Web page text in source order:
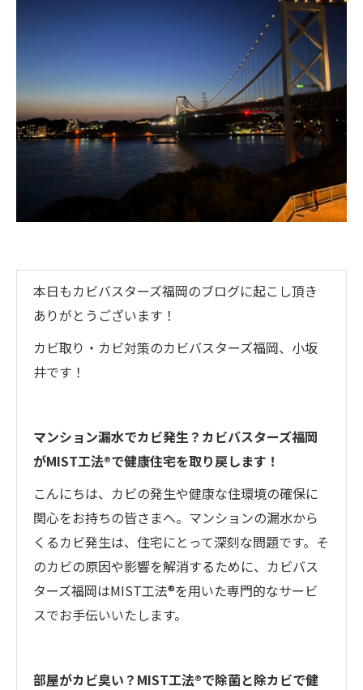
本日もカビバスターズ福岡のブログに起こし頂き
ありがとうございます！
カビ取り・カビ対策のカビバスターズ福岡、小坂
井です！
マンション漏水でカビ発生？カビバスターズ福岡
がMIST工法®で健康住宅を取り戻します！
こんにちは、カビの発生や健康な住環境の確保に
関心をお持ちの皆さまへ。マンションの漏水から
くるカビ発生は、住宅にとって深刻な問題です。そ
のカビの原因や影響を解消するために、カビバス
ターズ福岡はMIST工法®を用いた専門的なサービ
スでお手伝いいたします。
部屋がカビ臭い？MIST工法®で除菌と除カビで健